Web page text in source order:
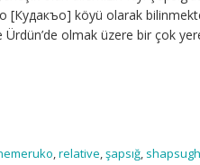
[Кудакъо] köyü olarak
olmak üzere bir çok
,relative,şapsığ, shapsugh